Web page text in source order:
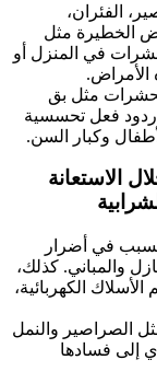
الفئران،
الخطيرة مثل
في المنزل أو
مثل بق
فعل تحسسية
وكبار السن.
الاستعانة
في أضرار
والمباني. كذلك،
الكهربائية،
الصراصير والنمل
إلى فسادها